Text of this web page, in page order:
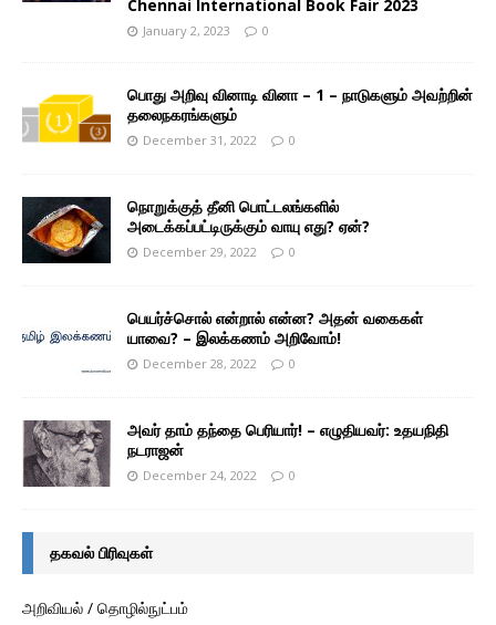
Chennai International Book Fair 2023
January 2, 2023 0
பொது அறிவு வினாடி வினா – 1 – நாடுகளும் அவற்றின்
தலைநகரங்களும்
December 31, 2022 0
நொறுக்குத் தீனி பொட்டலங்களில்
அடைக்கப்பட்டிருக்கும் வாயு எது? ஏன்?
December 29, 2022 0
பெயர்ச்சொல் என்றால் என்ன? அதன் வகைகள்
யாவை? – இலக்கணம் அறிவோம்!
December 28, 2022 0
அவர் தாம் தந்தை பெரியார்! – எழுதியவர்: உதயநிதி
நடராஜன்
December 24, 2022 0
தகவல் பிரிவுகள்
அறிவியல் / தொழில்நுட்பம்